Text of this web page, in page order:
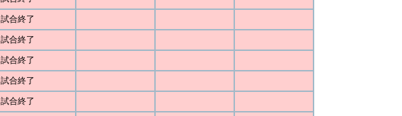
試合終了
試合終了
試合終了
試合終了
試合終了